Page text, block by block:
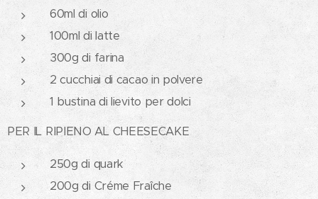
60ml di olio
100ml di latte
300g di farina
2 cucchiai di cacao in polvere
1 bustina di lievito per dolci
PER IL RIPIENO AL CHEESECAKE
250g di quark
200g di Créme Fraîche